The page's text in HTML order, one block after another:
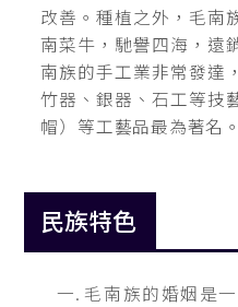
改善。種植之外，毛南
南菜牛，馳譽四海，遠
南族的手工業非常發達
竹器、銀器、石工等技
帽）等工藝品最為著名。
民族特色
毛南族的婚姻是